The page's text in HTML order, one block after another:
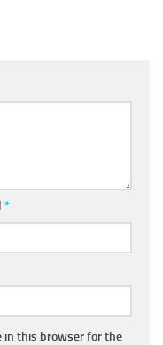
*
in this browser for the